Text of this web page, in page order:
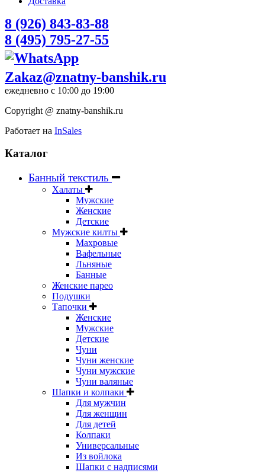
8 (926) 843-83-88
8 (495) 795-27-55
Zakaz@znatny-banshik.ru
ежедневно с 10:00 до 19:00
Copyright @ znatny-banshik.ru
Работает на InSales
Каталог
Банный текстиль
Халаты
Мужские
Женские
Детские
Мужские килты
Махровые
Вафельные
Льняные
Банные
Женские парео
Подушки
Тапочки
Женские
Мужские
Детские
Чуни
Чуни женские
Чуни мужские
Чуни валяные
Шапки и колпаки
Для мужчин
Для женщин
Для детей
Колпаки
Универсальные
Из войлока
Шапки с надписями